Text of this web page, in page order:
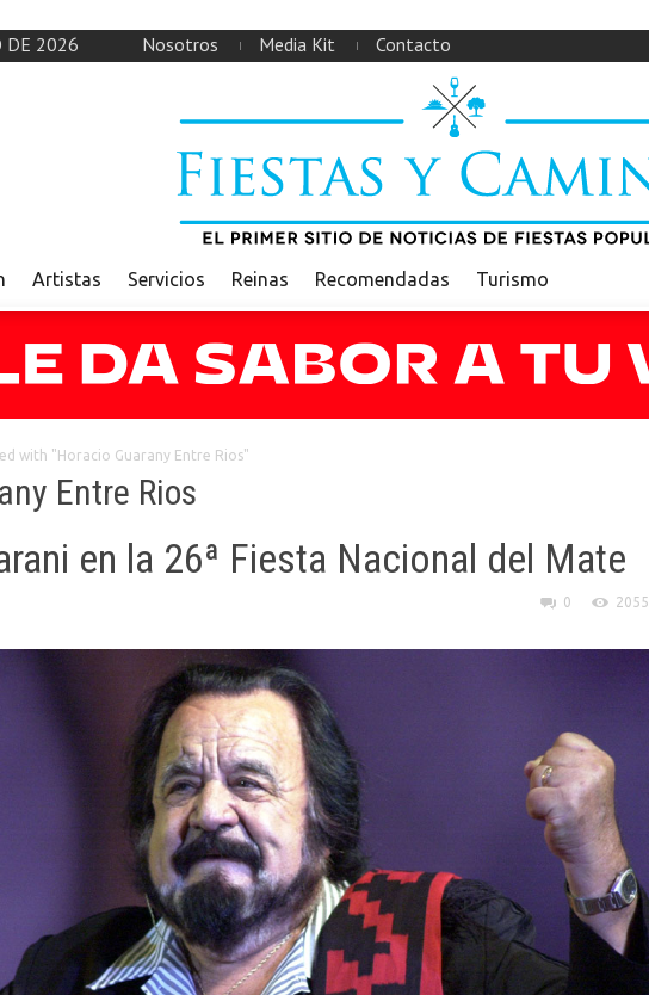
DE 2026 Nosotros Media Kit Contacto
Artistas Servicios Reinas Recomendadas Turismo
with "Horacio Guarany Entre Rios"
Entre Rios
en la 26ª Fiesta Nacional del Mate
0 2055